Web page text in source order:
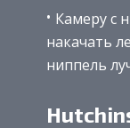
Камеру с
накачать
ниппель